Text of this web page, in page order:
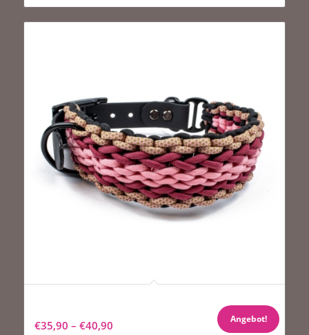
€35,90 – €40,90 Angebot!